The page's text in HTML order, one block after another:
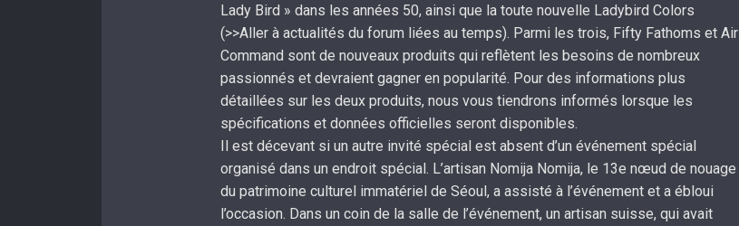
Lady Bird » dans les années 50, ainsi que la toute nouvelle Ladybird Colors
(>>Aller à actualités du forum liées au temps). Parmi les trois, Fifty Fathoms et Air
Command sont de nouveaux produits qui reflètent les besoins de nombreux
passionnés et devraient gagner en popularité. Pour des informations plus
détaillées sur les deux produits, nous vous tiendrons informés lorsque les
spécifications et données officielles seront disponibles.
Il est décevant si un autre invité spécial est absent d’un événement spécial
organisé dans un endroit spécial. L’artisan Nomija Nomija, le 13e nœud de nouage
du patrimoine culturel immatériel de Séoul, a assisté à l’événement et a ébloui
l’occasion. Dans un coin de la salle de l’événement, un artisan suisse, qui avait